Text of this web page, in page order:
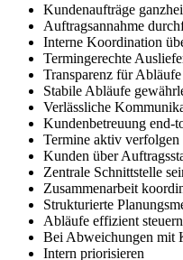
Kundenaufträge
Auftragsannahme
Interne Koordination
Termingerechte
Transparenz für
Stabile Abläufe
Verlässliche
Kundenbetreuung end-
Termine aktiv verfolgen
Kunden über
Zentrale Schnittstelle
Zusammenarbeit
Strukturierte
Abläufe effizient steuern
Bei Abweichungen mit
Intern priorisieren